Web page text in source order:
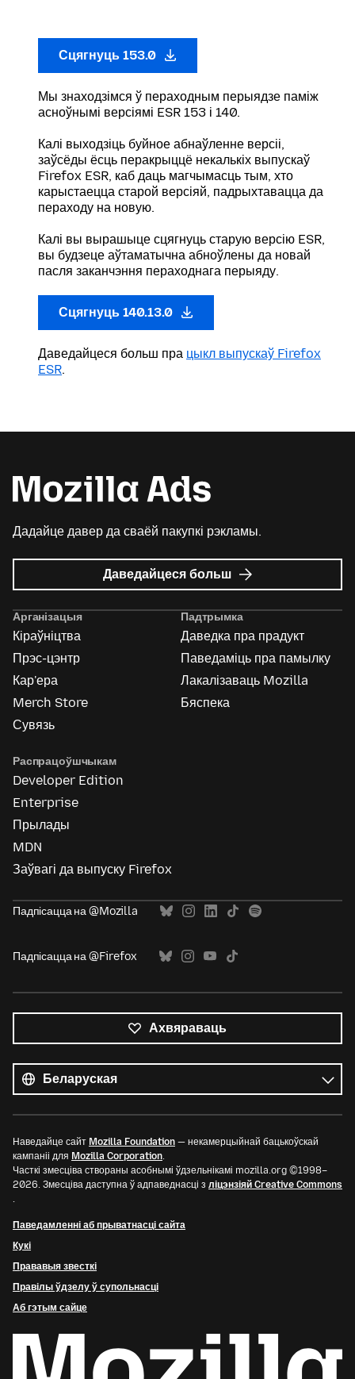
Сцягнуць 153.0
Мы знаходзімся ў пераходным перыядзе паміж
асноўнымі версіямі ESR 153 і 140.
Калі выходзіць буйное абнаўленне версіі,
заўсёды ёсць перакрыццё некалькіх выпускаў
Firefox ESR, каб даць магчымасць тым, хто
карыстаецца старой версіяй, падрыхтавацца да
пераходу на новую.
Калі вы вырашыце сцягнуць старую версію ESR,
вы будзеце аўтаматычна абноўлены да новай
пасля заканчэння пераходнага перыяду.
Сцягнуць 140.13.0
Даведайцеся больш пра цыкл выпускаў Firefox
ESR.
Дадайце давер да сваёй пакупкі рэкламы.
Даведайцеся больш пра
Mozilla
Арганізацыя
Кіраўніцтва
Прэс-цэнтр
Кар'ера
Merch Store
Сувязь
Падтрымка
Даведка пра прадукт
Паведаміць пра памылку
Лакалізаваць Mozilla
Бяспека
Распрацоўшчыкам
Developer Edition
Enterprise
Прылады
MDN
Заўвагі да выпуску Firefox
Падпісацца на @Mozilla
Падпісацца на @Firefox
Ахвяраваць
мовы
Мова
Наведайце сайт Mozilla Foundation — некамерцыйнай бацькоўскай
кампаніі для Mozilla Corporation.
Часткі змесціва створаны асобнымі ўдзельнікамі mozilla.org ©1998–
2026. Змесціва даступна ў адпаведнасці з ліцэнзіяй Creative Commons
.
Паведамленні аб прыватнасці сайта
Кукі
Прававыя звесткі
Правілы ўдзелу ў супольнасці
Аб гэтым сайце